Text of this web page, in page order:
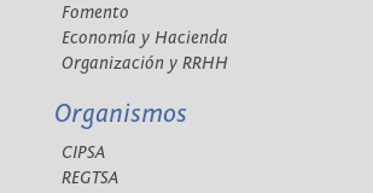
Fomento
Economía y Hacienda
Organización y RRHH
Organismos
CIPSA
REGTSA